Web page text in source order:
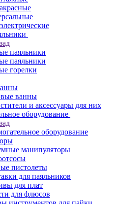
паяльники
паяльники
горелки
ванны
и аксессуары для них
оборудование
оборудование
манипуляторы
пистолеты
для паяльников
для плат
для флюсов